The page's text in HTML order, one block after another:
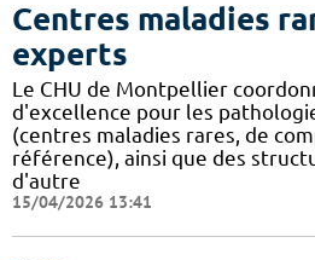
Centres maladies
experts
Le CHU de Montpellier
d'excellence pour les
(centres maladies rares, de
référence), ainsi que des
d'autre
15/04/2026 13:41